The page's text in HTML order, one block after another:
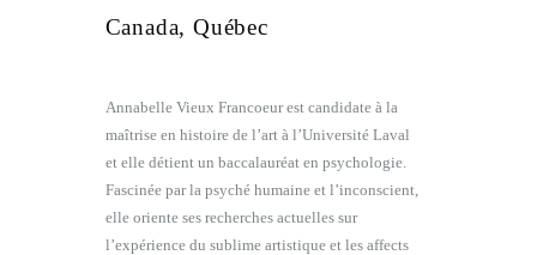
Canada, Québec
Annabelle Vieux Francoeur est candidate à la
maîtrise en histoire de l’art à l’Université Laval
et elle détient un baccalauréat en psychologie.
Fascinée par la psyché humaine et l’inconscient,
elle oriente ses recherches actuelles sur
l’expérience du sublime artistique et les affects